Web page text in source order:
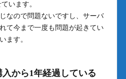
います。
なので問題ないですし、サーバ
て今まで一度も問題が起きてい
ます。
から1年経過している